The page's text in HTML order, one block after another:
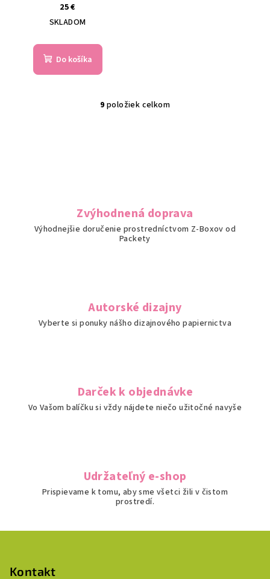
25 €
SKLADOM
Do košíka
O
i
e
p
v
ý
9 položiek celkom
Zvýhodnená doprava
Výhodnejšie doručenie prostredníctvom Z-Boxov od
Packety
Autorské dizajny
Vyberte si ponuky nášho dizajnového papiernictva
Darček k objednávke
Vo Vašom balíčku si vždy nájdete niečo užitočné navyše
Udržateľný e-shop
Prispievame k tomu, aby sme všetci žili v čistom
prostredí.
Kontakt